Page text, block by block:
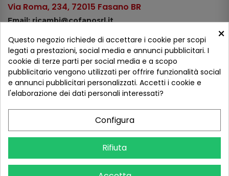
Via Roma, 234, 72015 Fasano BR
Email: ricambi@cofanosrl.it
Tel.: +39 080 44 13 478
WhatsApp: +39 334 98 51 100
Metodi di pagamento
×
Questo negozio richiede di accettare i cookie per scopi
legati a prestazioni, social media e annunci pubblicitari. I
cookie di terze parti per social media e a scopo
pubblicitario vengono utilizzati per offrire funzionalità social
e annunci pubblicitari personalizzati. Accetti i cookie e
l'elaborazione dei dati personali interessati?
Configura
Rifiuta